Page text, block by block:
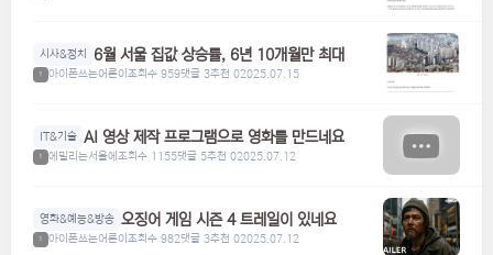
시사&정치 6월 서울 집값 상승률, 6년 10개월만 최대
1 아이폰쓰는어른이 조회수 959댓글 3추천 02025.07.15
IT&기술 AI 영상 제작 프로그램으로 영화를 만드네요
1 에밀리는서울에 조회수 1155댓글 5추천 02025.07.12
영화&예능&방송 오징어 게임 시즌 4 트레일이 있네요
1 아이폰쓰는어른이 조회수 982댓글 3추천 02025.07.12